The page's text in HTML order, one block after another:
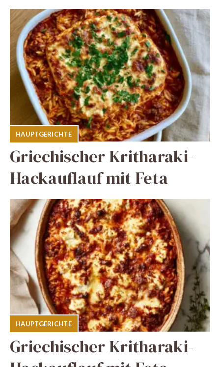
HAUPTGERICHTE
Griechischer Kritharaki-
Hackauflauf mit Feta
HAUPTGERICHTE
Griechischer Kritharaki-